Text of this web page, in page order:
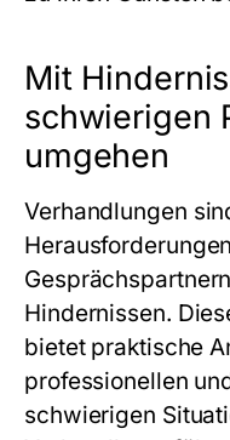
Mit
schwierigen
umgehen
Verhandlungen
Hindernissen.
bietet praktische
professionellen
schwierigen